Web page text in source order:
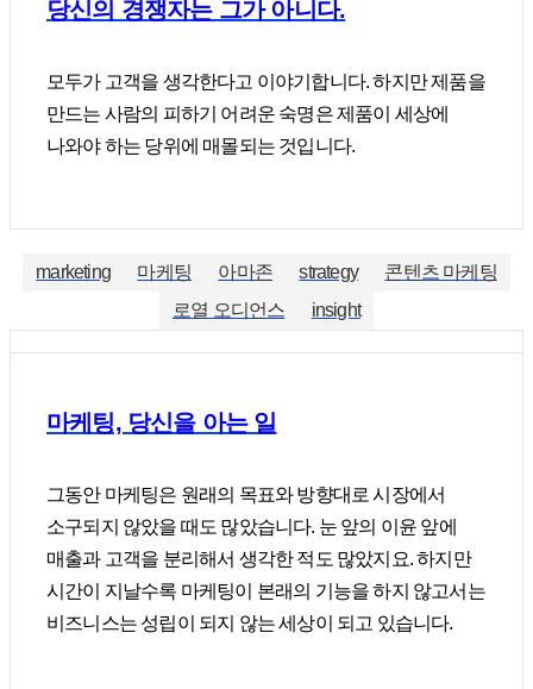
당신의 경쟁자는 그가 아니다.
모두가 고객을 생각한다고 이야기합니다. 하지만 제품을
만드는 사람의 피하기 어려운 숙명은 제품이 세상에
나와야 하는 당위에 매몰되는 것입니다.
marketing 마케팅 아마존 strategy
콘텐츠 마케팅
로열 오디언스
insight
마케팅, 당신을 아는 일
그동안 마케팅은 원래의 목표와 방향대로 시장에서
소구되지 않았을 때도 많았습니다. 눈 앞의 이윤 앞에
매출과 고객을 분리해서 생각한 적도 많았지요. 하지만
시간이 지날수록 마케팅이 본래의 기능을 하지 않고서는
비즈니스는 성립이 되지 않는 세상이 되고 있습니다.